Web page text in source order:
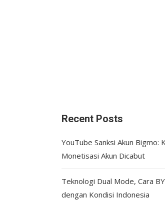
Recent Posts
YouTube Sanksi Akun Bigmo:
Monetisasi Akun Dicabut
Teknologi Dual Mode, Cara
dengan Kondisi Indonesia